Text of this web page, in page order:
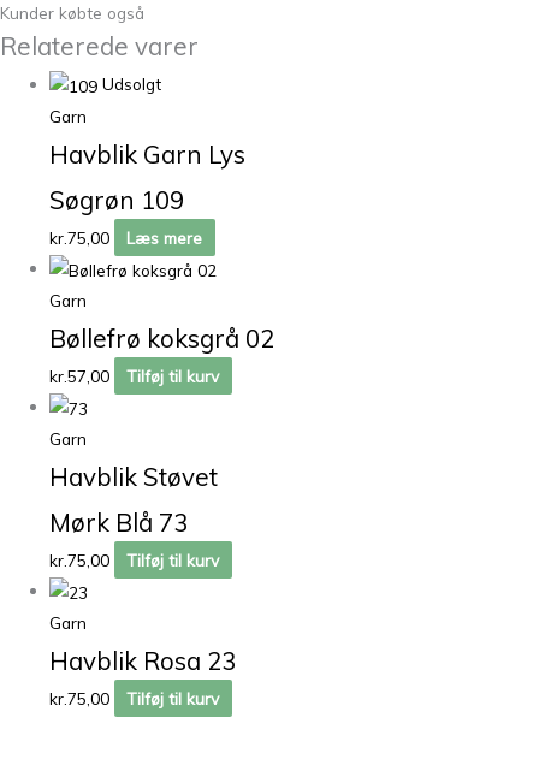
Kunder købte også
Relaterede varer
Udsolgt
Garn
Havblik Garn Lys
Søgrøn 109
kr.75,00 Læs mere
Garn
Bøllefrø koksgrå 02
kr.57,00 Tilføj til kurv
Garn
Havblik Støvet
Mørk Blå 73
kr.75,00 Tilføj til kurv
Garn
Havblik Rosa 23
kr.75,00 Tilføj til kurv